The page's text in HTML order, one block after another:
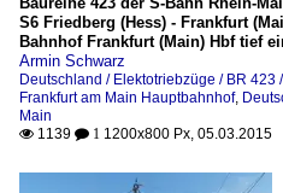
S6 Friedberg (Hess) - Frankfurt
Bahnhof Frankfurt (Main) Hbf tief
Armin Schwarz
Deutschland / Elektotriebzüge / BR 423
Frankfurt am Main Hauptbahnhof,
Main
 1139  1 1200x800 Px, 05.03.2015